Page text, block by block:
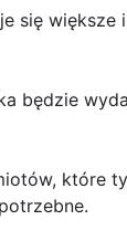
się większe
będzie
które